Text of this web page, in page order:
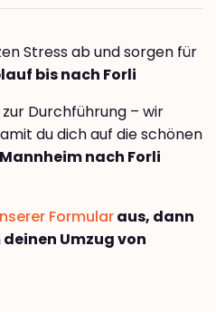
Stress ab und sorgen für
bis nach Forli
Durchführung – wir
du dich auf die schönen
nach Forli
Formularaus, dann
Umzug von